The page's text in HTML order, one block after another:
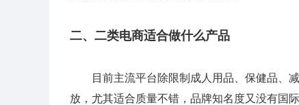
二、二类电商适合做什么产品
目前主流平台除限制成人用品、保健品、减
放，尤其适合质量不错，品牌知名度又没有国